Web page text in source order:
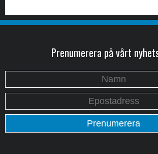
Prenumerera på vårt